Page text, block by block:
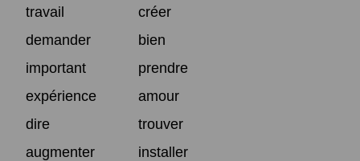
travail
créer
demander
bien
important
prendre
expérience
amour
dire
trouver
augmenter
installer